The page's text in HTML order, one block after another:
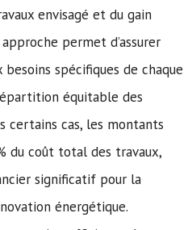
envisagé et du gain
permet d’assurer
spécifiques de chaque
équitable des
certains cas, les montants
du coût total des travaux,
significatif pour la
énergétique.